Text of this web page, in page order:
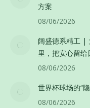
方案
08/06/2026
阔盛德系精工 |
里，把安心留给
08/06/2026
世界杯球场的“
08/06/2026